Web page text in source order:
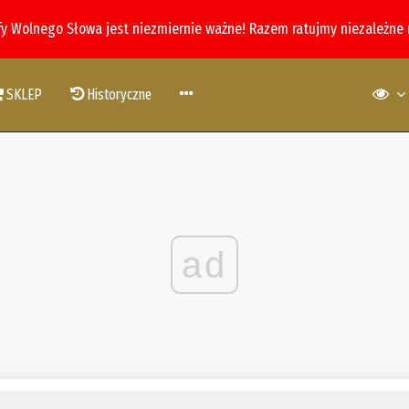
Wolnego Słowa jest niezmiernie ważne! Razem ratujmy
SKLEP Historyczne
ad